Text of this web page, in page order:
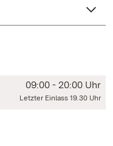
09:00 - 20:00 Uhr
Letzter Einlass 19.30 Uhr